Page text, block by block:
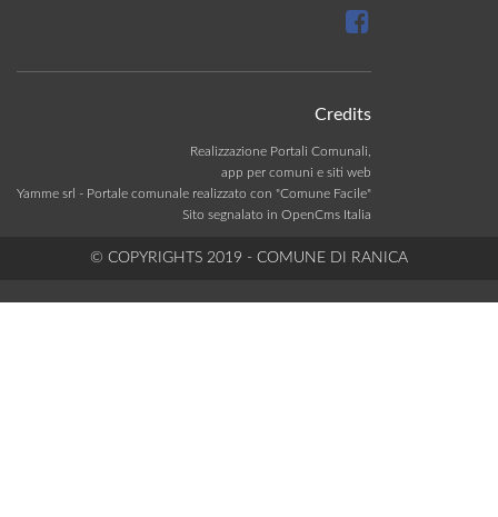
Credits
Realizzazione Portali Comunali,
app per comuni e siti web
Yamme srl - Portale comunale realizzato con "Comune Facile"
Sito segnalato in OpenCms Italia
© COPYRIGHTS 2019 - COMUNE DI RANICA